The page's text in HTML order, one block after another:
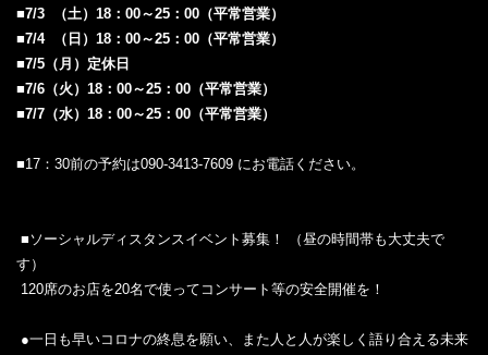
■7/3 （土）18：00～25：00（平常営業）
■7/4 （日）18：00～25：00（平常営業）
■7/5（月）定休日
■7/6（火）18：00～25：00（平常営業）
■7/7（水）18：00～25：00（平常営業）
■17：30前の予約は090-3413-7609 にお電話ください。
‎ ■ソーシャルディスタンスイベント募集！ （昼の時間帯も大丈夫で
す）‎
‎ 120席のお店を20名で使ってコンサート等の安全開催を！ ‎
‎ ●一日も早いコロナの終息を願い、また人と人が楽しく語り合える未来